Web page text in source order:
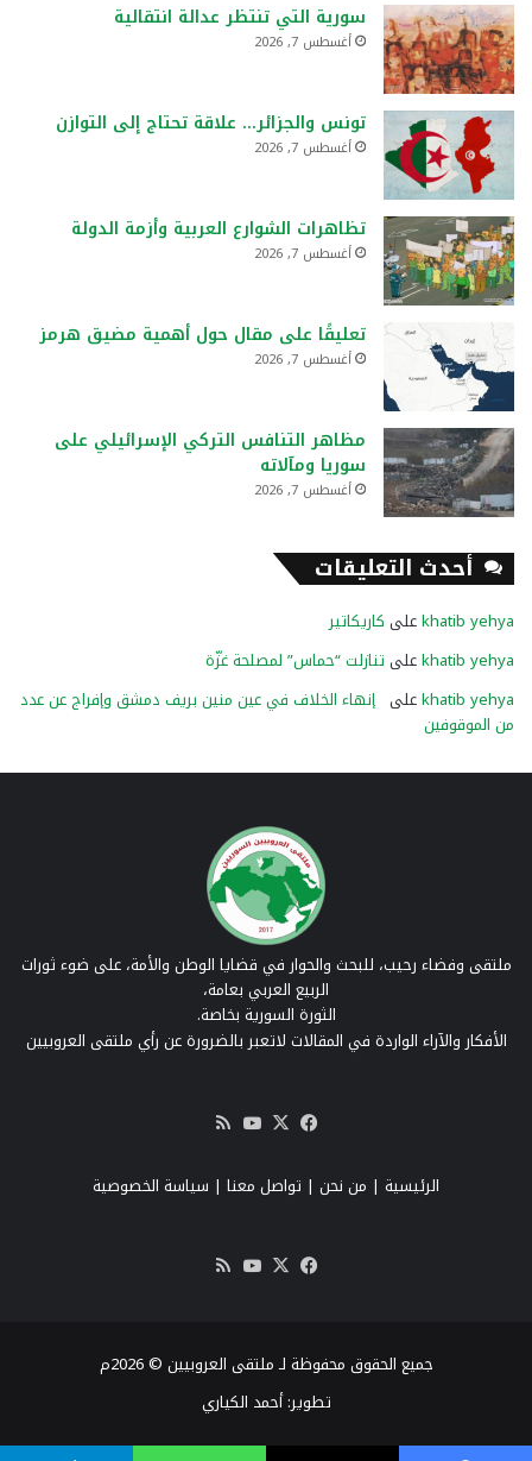
سورية التي تنتظر عدالة انتقالية
أغسطس 7, 2026
تونس والجزائر… علاقة تحتاج إلى التوازن
أغسطس 7, 2026
تظاهرات الشوارع العربية وأزمة الدولة
أغسطس 7, 2026
تعليقًا على مقال حول أهمية مضيق هرمز
أغسطس 7, 2026
مظاهر التنافس التركي الإسرائيلي على
سوريا ومآلاته
أغسطس 7, 2026
أحدث التعليقات
khatib yehyaعلى كاريكاتير
khatib yehyaعلى تنازلت “حماس” لمصلحة غزّة
khatib yehyaعلى إنهاء الخلاف في عين منين بريف دمشق وإفراج عن عدد
من الموقوفين
ملتقى وفضاء رحيب، للبحث والحوار في قضايا الوطن والأمة، على ضوء ثورات
الربيع العربي بعامة،
الثورة السورية بخاصة.
الأفكار والآراء الواردة في المقالات لاتعبر بالضرورة عن رأي ملتقى العروبيين
فيسبوك
‫X
‫YouTube
RSS
الرئيسية | من نحن | تواصل معنا | سياسة الخصوصية
فيسبوك
‫X
‫YouTube
جميع الحقوق محفوظة لـ ملتقى العروبيين © 2026م
تطوير:أحمد الكياري